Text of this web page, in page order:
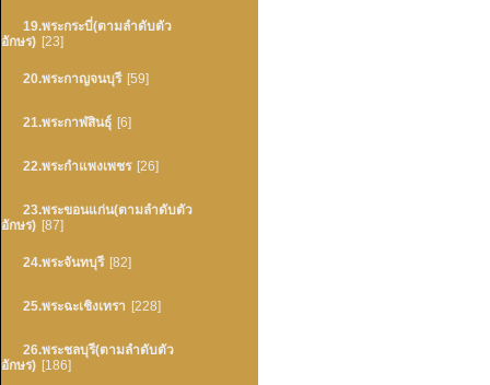
19.พระกระบี่(ตามลำดับตัว
อักษร) [23]
20.พระกาญจนบุรี [59]
21.พระกาฬสินธุ์ [6]
22.พระกำแพงเพชร [26]
23.พระขอนแก่น(ตามลำดับตัว
อักษร) [87]
24.พระจันทบุรี [82]
25.พระฉะเชิงเทรา [228]
26.พระชลบุรี(ตามลำดับตัว
อักษร) [186]